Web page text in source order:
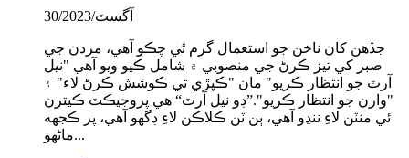
آگسٽ/30/2023
جڏهن کان ناخن جو استعمال گرم ٿي چڪو آهي، مردن جي
صبر کي تيز ڪرڻ جي منصوبي ۾ شامل ڪيو ويو آهي "نيل
آرٽ جو انتظار ڪريو" مان "ڪپڙي تي ڪوشش ڪرڻ لاء" ۽
"وارن جو انتظار ڪريو".”ڊو نيل آرٽ“ هي پروجيڪٽ ڪيترن
ئي منٽن لاءِ ننڍو آهي، ٻن ٽن ڪلاڪن لاءِ ڊگهو آهي، پر ڪجهه
ماڻهو...